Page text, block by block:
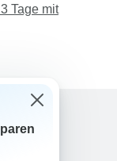
Tage mit